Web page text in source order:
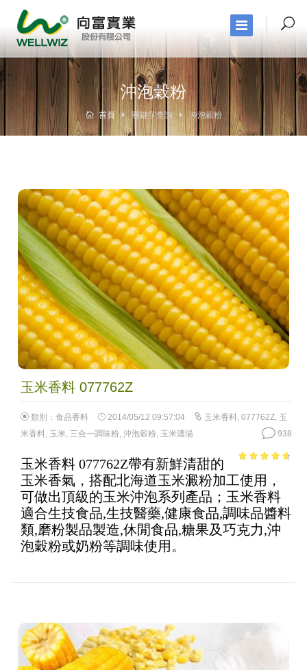
沖泡穀粉
首頁 關鍵字查詢 沖泡穀粉
玉米香料 077762Z
類別： 食品香料 2014/05/12 09:57:04 玉米香料, 077762Z, 玉
米香料, 玉米, 三合一調味粉, 沖泡穀粉, 玉米濃湯 938
5
玉米香料 077762Z帶有新鮮清甜的
玉米香氣，搭配北海道玉米澱粉加工使用，
可做出頂級的玉米沖泡系列產品；玉米香料
適合生技食品,生技醫藥,健康食品,調味品醬料
類,磨粉製品製造,休閒食品,糖果及巧克力,沖
泡穀粉或奶粉等調味使用。